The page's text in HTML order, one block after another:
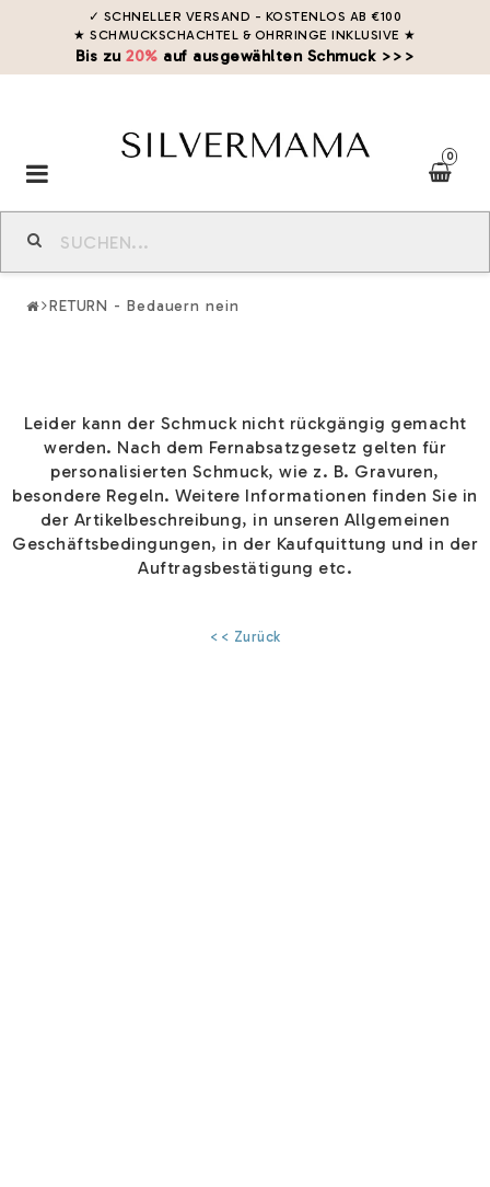
✓ SCHNELLER VERSAND - KOSTENLOS AB €100
★ SCHMUCKSCHACHTEL & OHRRINGE INKLUSIVE ★
Bis zu20% auf ausgewählten Schmuck >>>
0
Toggle
navigation
RETURN - Bedauern nein
Leider kann der Schmuck nicht rückgängig gemacht
werden. Nach dem Fernabsatzgesetz gelten für
personalisierten Schmuck, wie z. B. Gravuren,
besondere Regeln. Weitere Informationen finden Sie in
der Artikelbeschreibung, in unseren Allgemeinen
Geschäftsbedingungen, in der Kaufquittung und in der
Auftragsbestätigung etc.
<< Zurück